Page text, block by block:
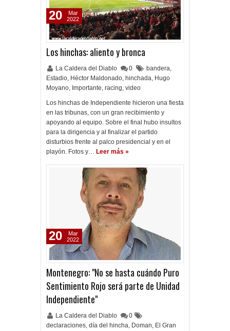
Los hinchas: aliento y bronca
La Caldera del Diablo 0 bandera,
Estadio, Héctor Maldonado, hinchada, Hugo
Moyano, Importante, racing, video
Los hinchas de Independiente hicieron una fiesta
en las tribunas, con un gran recibimiento y
apoyando al equipo. Sobre el final hubo insultos
para la dirigencia y al finalizar el partido
disturbios frente al palco presidencial y en el
playón. Fotos y… Leer más »
20
Mar
2022
Montenegro: "No se hasta cuándo Puro
Sentimiento Rojo será parte de Unidad
Independiente"
La Caldera del Diablo
0
declaraciones, día del hincha, Doman, El Gran
20
Mar
2022